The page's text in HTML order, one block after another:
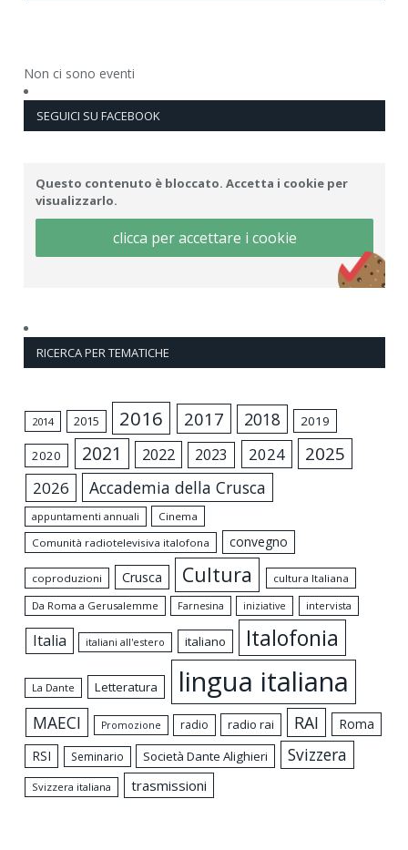
Non ci sono eventi
SEGUICI SU FACEBOOK
Questo contenuto è bloccato. Accetta i cookie per
visualizzarlo.
clicca per accettare i cookie
RICERCA PER TEMATICHE
2014 2015 2016 2017 2018 2019
2020 2021 2022 2023 2024 2025
2026 Accademia della Crusca
appuntamenti annuali
Cinema
Comunità radiotelevisiva italofona
convegno
coproduzioni Crusca Cultura
cultura Italiana
Da Roma a Gerusalemme
Farnesina iniziative intervista
Italia italiani all'estero italiano Italofonia
La Dante Letteratura lingua italiana
MAECI Promozione radio radio rai RAI
Roma
RSI
Seminario Società Dante Alighieri Svizzera
Svizzera italiana trasmissioni